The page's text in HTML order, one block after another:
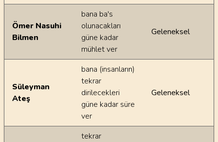
Ömer Nasuhi
Bilmen
bana ba's
olunacakları
güne kadar
mühlet ver
Geleneksel
Süleyman
Ateş
bana (insanların)
tekrar
dirilecekleri
güne kadar süre
ver
Geleneksel
tekrar